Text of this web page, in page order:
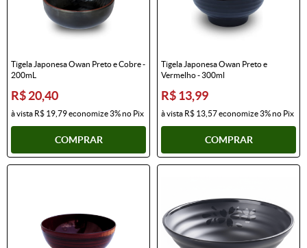
Tigela Japonesa Owan Preto e Cobre -
200mL
R$ 20,40
à vista R$ 19,79economize3%no Pix
COMPRAR
Tigela Japonesa Owan Preto e
Vermelho - 300ml
R$ 13,99
à vista R$ 13,57economize3%no Pix
COMPRAR